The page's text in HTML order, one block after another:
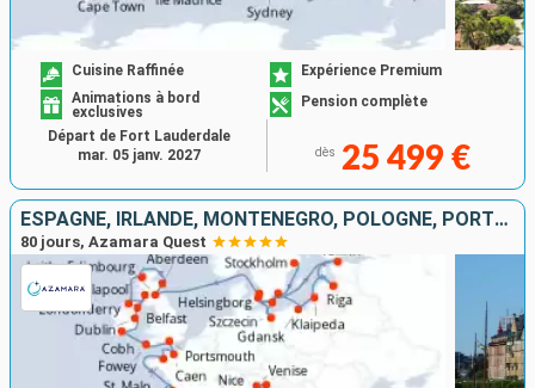
Cuisine Raffinée
Expérience Premium
Animations à bord
exclusives
Pension complète
dès 25 499 €
Départ de Fort Lauderdale
mar. 05 janv. 2027
ESPAGNE, IRLANDE, MONTÉNÉGRO, POLOGNE, PORTUGAL, DANEMARK, FRANCE, GRÈCE, SUÈDE, ITALIE, CROATIE, SLOVÉNIE, ROYAUME-UNI, LETTONIE, LITUANIE, GIBRALTAR, ESTONIE
80 jours, Azamara Quest